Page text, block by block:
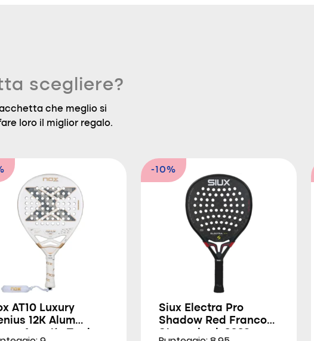
scegliere?
che meglio si
loro il miglior regalo.
AT10 Luxury
12K Alum
-10%
Siux Electra Pro
Shadow Red Franco